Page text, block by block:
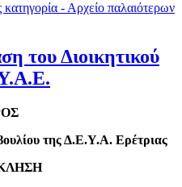
κατηγορία - Αρχείο παλαιότερων
του Διοικητικού
της Δ.Ε.Υ.Α. Ερέτριας